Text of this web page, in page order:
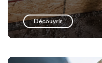
Découvrir